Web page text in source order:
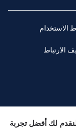
الاستخدام
الارتباط
لك أفضل تجربة